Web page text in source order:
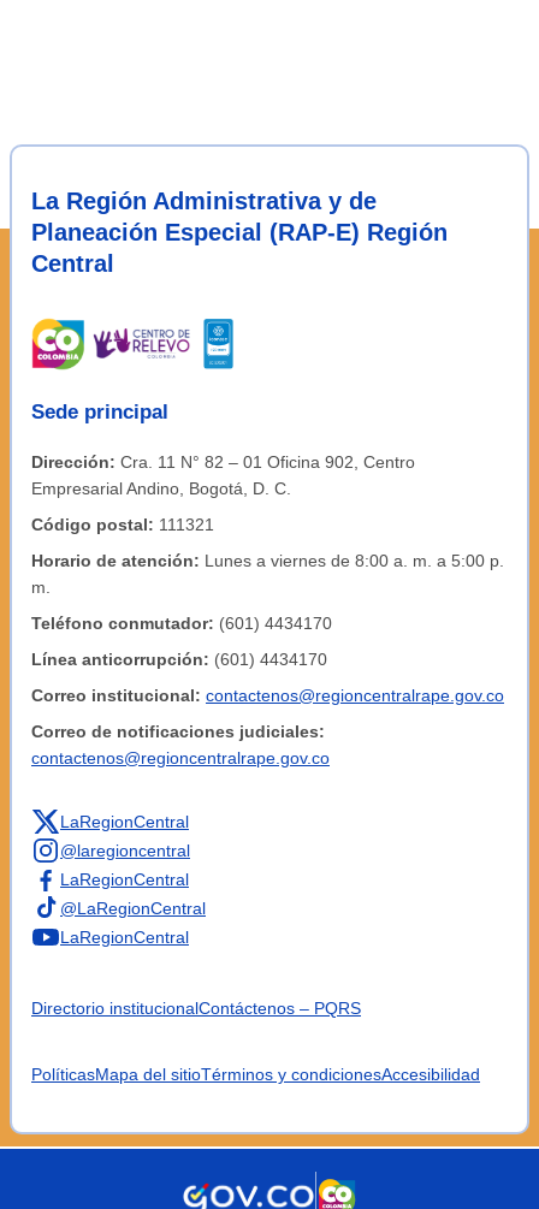
La Región Administrativa y de
Planeación Especial (RAP-E) Región
Central
Sede principal
Dirección: Cra. 11 N° 82 – 01 Oficina 902, Centro
Empresarial Andino, Bogotá, D. C.
Código postal: 111321
Horario de atención: Lunes a viernes de 8:00 a. m. a 5:00 p.
m.
Teléfono conmutador: (601) 4434170
Línea anticorrupción: (601) 4434170
Correo institucional: contactenos@regioncentralrape.gov.co
Correo de notificaciones judiciales:
contactenos@regioncentralrape.gov.co
LaRegionCentral
@laregioncentral
LaRegionCentral
@LaRegionCentral
LaRegionCentral
Directorio institucionalContáctenos – PQRS
PolíticasMapa del sitioTérminos y condicionesAccesibilidad